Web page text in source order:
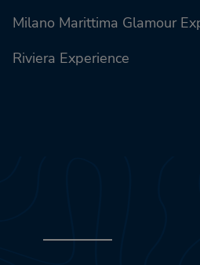
Milano Marittima Glamour
Riviera Experience